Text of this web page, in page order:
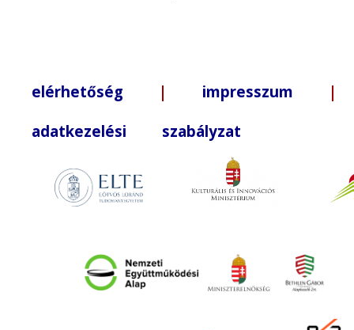
elérhetőség | impresszum |
adatkezelési szabályzat